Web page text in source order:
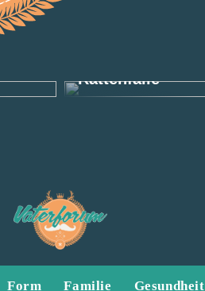
Rattenfalle
Form Familie Gesundheit